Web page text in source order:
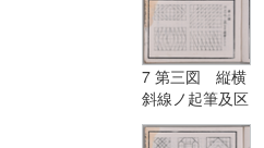
7 第三図 縦横
斜線ノ起筆及区
分点ノ式